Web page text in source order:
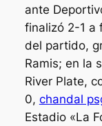
ante
finalizó 2-1 a
del partido,
Ramis; en la
River Plate,
0, chandal
Estadio «La